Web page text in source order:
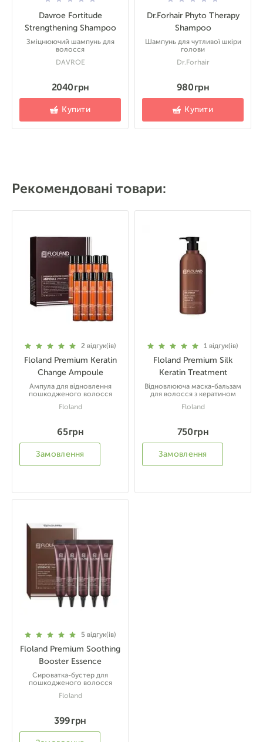
Davroe Fortitude
Strengthening Shampoo
Зміцнюючий шампунь для
волосся
DAVROE
2040 грн
Купити
Dr.Forhair Phyto Therapy
Shampoo
Шампунь для чутливої шкіри
голови
Dr.Forhair
980 грн
Купити
Рекомендовані товари:
2 відгук(ів)
Floland Premium Keratin
Change Ampoule
Ампула для відновлення
пошкодженого волосся
Floland
65 грн
Замовлення
1 відгук(ів)
Floland Premium Silk
Keratin Treatment
Відновлююча маска-бальзам
для волосся з кератином
Floland
750 грн
Замовлення
5 відгук(ів)
Floland Premium Soothing
Booster Essence
Сироватка-бустер для
пошкодженого волосся
Floland
399 грн